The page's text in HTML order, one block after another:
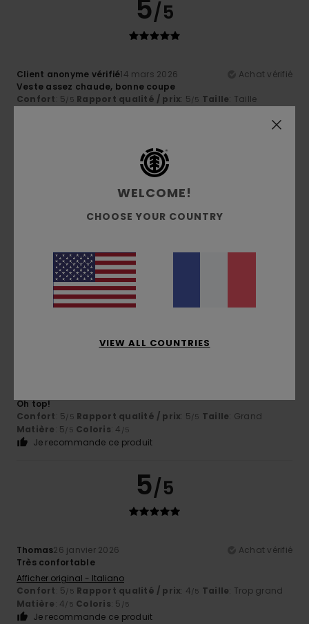
5/5
Client anonyme vérifié14 mars 2026
Achat vérifié
Veste assez chaude, bonne coupe
Confort: 5/5 Rapport qualité / prix: 5/5 Taille: Taille
5/5
Confort: 5/5 Rapport qualité / prix
Matière: 5/5 Coloris
Je recommande ce produit
Oh top!
Confort: 5/5 Rapport qualité / prix: 5/5 Taille: Grand
Matière: 5/5 Coloris: 4 /5
Je recommande ce produit
5/5
Thomas26 janvier 2026
Achat vérifié
Très confortable
Afficher original - Italiano
Confort: 5/5 Rapport qualité / prix: 4/5 Taille: Trop grand
Matière: 4/5 Coloris: 5 /5
Je recommande ce produit
WELCOME!
CHOOSE YOUR COUNTRY
VIEW ALL COUNTRIES